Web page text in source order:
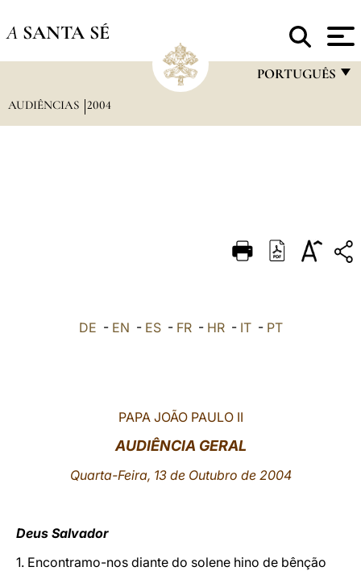
A SANTA SÉ
PORTUGUÊS
DEUTSCH
العربيّة
AUDIÊNCIAS 2004
DE - EN - ES- FR- HR- IT- PT
PAPA JOÃO PAULO II
AUDIÊNCIA GERAL
Quarta-Feira, 13 de Outubro de 2004
Deus Salvador
1. Encontramo-nos diante do solene hino de bênção